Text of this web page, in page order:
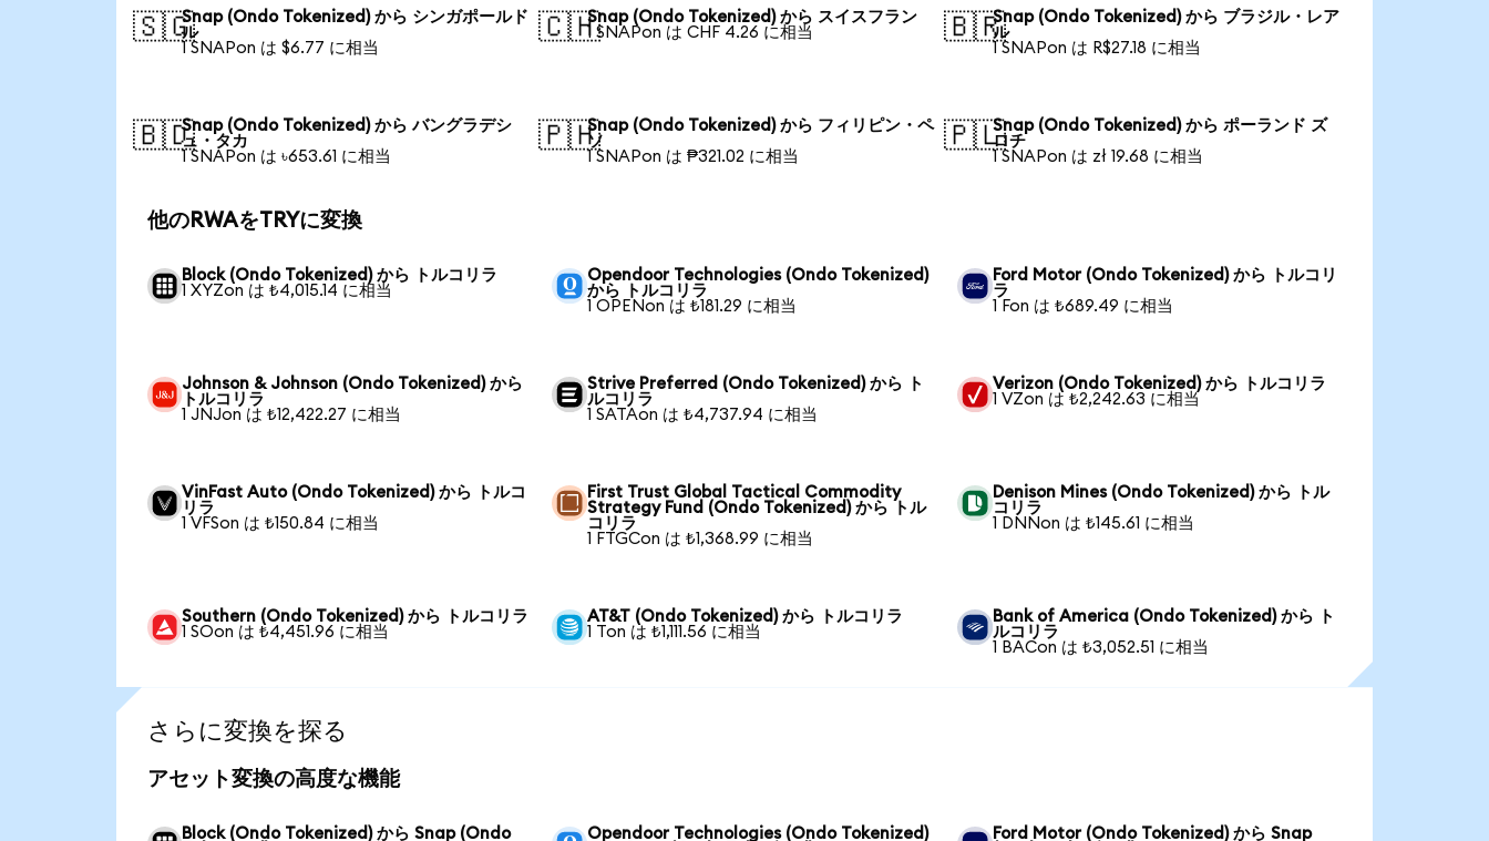
🇸🇬Snap (Ondo Tokenized) から シンガポールド
ル
1 SNAPon は $6.77 に相当
🇨🇭Snap (Ondo Tokenized) から スイスフラン
1 SNAPon は CHF 4.26 に相当
🇧🇷Snap (Ondo Tokenized) から ブラジル・レア
ル
1 SNAPon は R$27.18 に相当
🇧🇩Snap (Ondo Tokenized) から バングラデシ
ュ・タカ
1 SNAPon は ৳653.61 に相当
🇵🇭Snap (Ondo Tokenized) から フィリピン・ペ
ソ
1 SNAPon は ₱321.02 に相当
🇵🇱Snap (Ondo Tokenized) から ポーランド ズ
ロチ
1 SNAPon は zł 19.68 に相当
他のRWAをTRYに変換
Block (Ondo Tokenized) から トルコリラ
1 XYZon は ₺4,015.14 に相当
Opendoor Technologies (Ondo Tokenized)
から トルコリラ
1 OPENon は ₺181.29 に相当
Ford Motor (Ondo Tokenized) から トルコリ
ラ
1 Fon は ₺689.49 に相当
Johnson & Johnson (Ondo Tokenized) から
トルコリラ
1 JNJon は ₺12,422.27 に相当
Strive Preferred (Ondo Tokenized) から ト
ルコリラ
1 SATAon は ₺4,737.94 に相当
Verizon (Ondo Tokenized) から トルコリラ
1 VZon は ₺2,242.63 に相当
VinFast Auto (Ondo Tokenized) から トルコ
リラ
1 VFSon は ₺150.84 に相当
First Trust Global Tactical Commodity
Strategy Fund (Ondo Tokenized) から トル
コリラ
1 FTGCon は ₺1,368.99 に相当
Denison Mines (Ondo Tokenized) から トル
コリラ
1 DNNon は ₺145.61 に相当
Southern (Ondo Tokenized) から トルコリラ
1 SOon は ₺4,451.96 に相当
AT&T (Ondo Tokenized) から トルコリラ
1 Ton は ₺1,111.56 に相当
Bank of America (Ondo Tokenized) から ト
ルコリラ
1 BACon は ₺3,052.51 に相当
さらに変換を探る
アセット変換の高度な機能
Block (Ondo Tokenized) から Snap (Ondo
Opendoor Technologies (Ondo Tokenized)
Ford Motor (Ondo Tokenized) から Snap